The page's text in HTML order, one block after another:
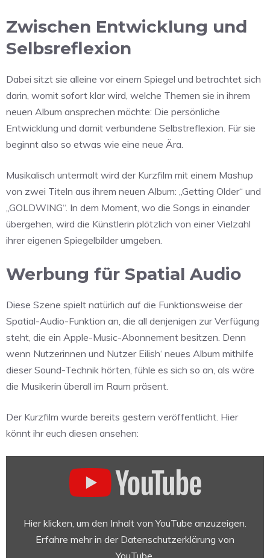
Zwischen Entwicklung und
Selbsreflexion
Dabei sitzt sie alleine vor einem Spiegel und betrachtet sich
darin, womit sofort klar wird, welche Themen sie in ihrem
neuen Album ansprechen möchte: Die persönliche
Entwicklung und damit verbundene Selbstreflexion. Für sie
beginnt also so etwas wie eine neue Ära.
Musikalisch untermalt wird der Kurzfilm mit einem Mashup
von zwei Titeln aus ihrem neuen Album: „Getting Older“ und
„GOLDWING“. In dem Moment, wo die Songs in einander
übergehen, wird die Künstlerin plötzlich von einer Vielzahl
ihrer eigenen Spiegelbilder umgeben.
Werbung für Spatial Audio
Diese Szene spielt natürlich auf die Funktionsweise der
Spatial-Audio-Funktion an, die all denjenigen zur Verfügung
steht, die ein Apple-Music-Abonnement besitzen. Denn
wenn Nutzerinnen und Nutzer Eilish‘ neues Album mithilfe
dieser Sound-Technik hörten, fühle es sich so an, als wäre
die Musikerin überall im Raum präsent.
Der Kurzfilm wurde bereits gestern veröffentlicht. Hier
könnt ihr euch diesen ansehen:
ThanHier klicken, um den Inhalt von YouTube anzuzeigen.
Erfahre mehr in der Datenschutzerklärung von